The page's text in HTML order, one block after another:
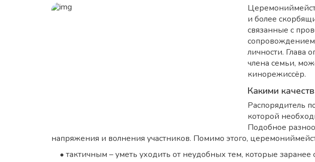
и более
связанные с
личности. Глава
члена семьи,
кинорежиссёр.
Какими
Распорядитель
которой
Подобное
напряжения и волнения участников. Помимо этого,
• тактичным – уметь уходить от неудобных тем, которые заранее